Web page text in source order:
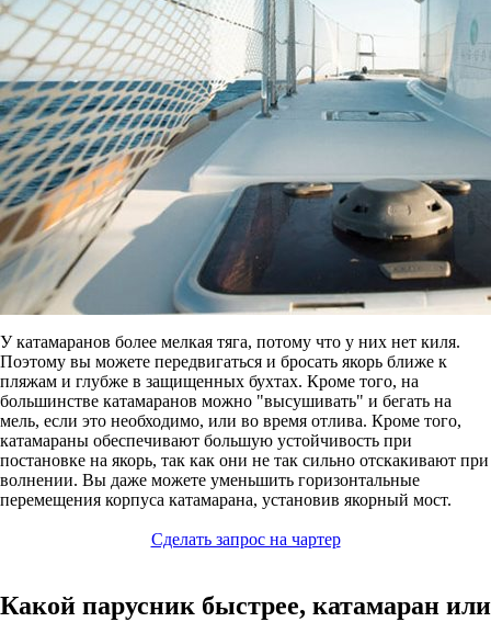
У катамаранов более мелкая тяга, потому что у них нет киля.
Поэтому вы можете передвигаться и бросать якорь ближе к
пляжам и глубже в защищенных бухтах. Кроме того, на
большинстве катамаранов можно "высушивать" и бегать на
мель, если это необходимо, или во время отлива. Кроме того,
катамараны обеспечивают большую устойчивость при
постановке на якорь, так как они не так сильно отскакивают при
волнении. Вы даже можете уменьшить горизонтальные
перемещения корпуса катамарана, установив якорный мост.
Сделать запрос на чартер
Какой парусник быстрее, катамаран или